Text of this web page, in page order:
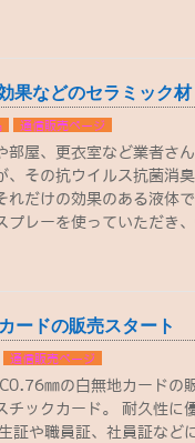
果などのセラミック材
通信販売ページ
部屋、更衣室など業者さ
、その抗ウイルス抗菌消
れだけの効果のある液体
プレーを使っていただき
ードの販売スタート
通信販売ページ
㎜の白無地カード
チックカード。 耐久性に
証や職員証、社員証など